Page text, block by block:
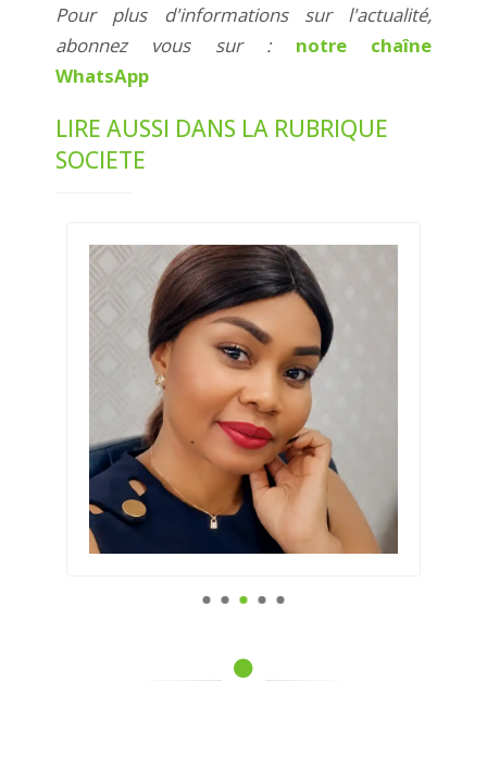
Pour plus d'informations sur l'actualité,
abonnez vous sur : notre chaîne
WhatsApp
LIRE AUSSI DANS LA RUBRIQUE
SOCIETE